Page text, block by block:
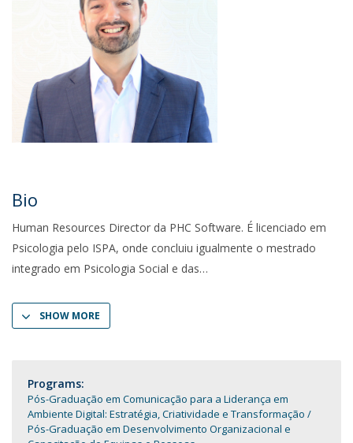
Bio
Human Resources Director da PHC Software. É licenciado em
Psicologia pelo ISPA, onde concluiu igualmente o mestrado
integrado em Psicologia Social e das
SHOW MORE
Programs:
Pós-Graduação em Comunicação para a Liderança em
Ambiente Digital: Estratégia, Criatividade e Transformação
Pós-Graduação em Desenvolvimento Organizacional e